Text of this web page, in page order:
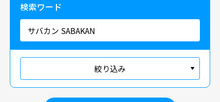
検索ワード
絞り込み